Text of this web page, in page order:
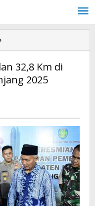
Hakim
Jalan
32,8
Sepanjang
2025
32,8 Km di
2025